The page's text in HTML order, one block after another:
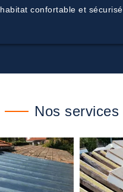
habitat confortable et sécurisé.
Nos services